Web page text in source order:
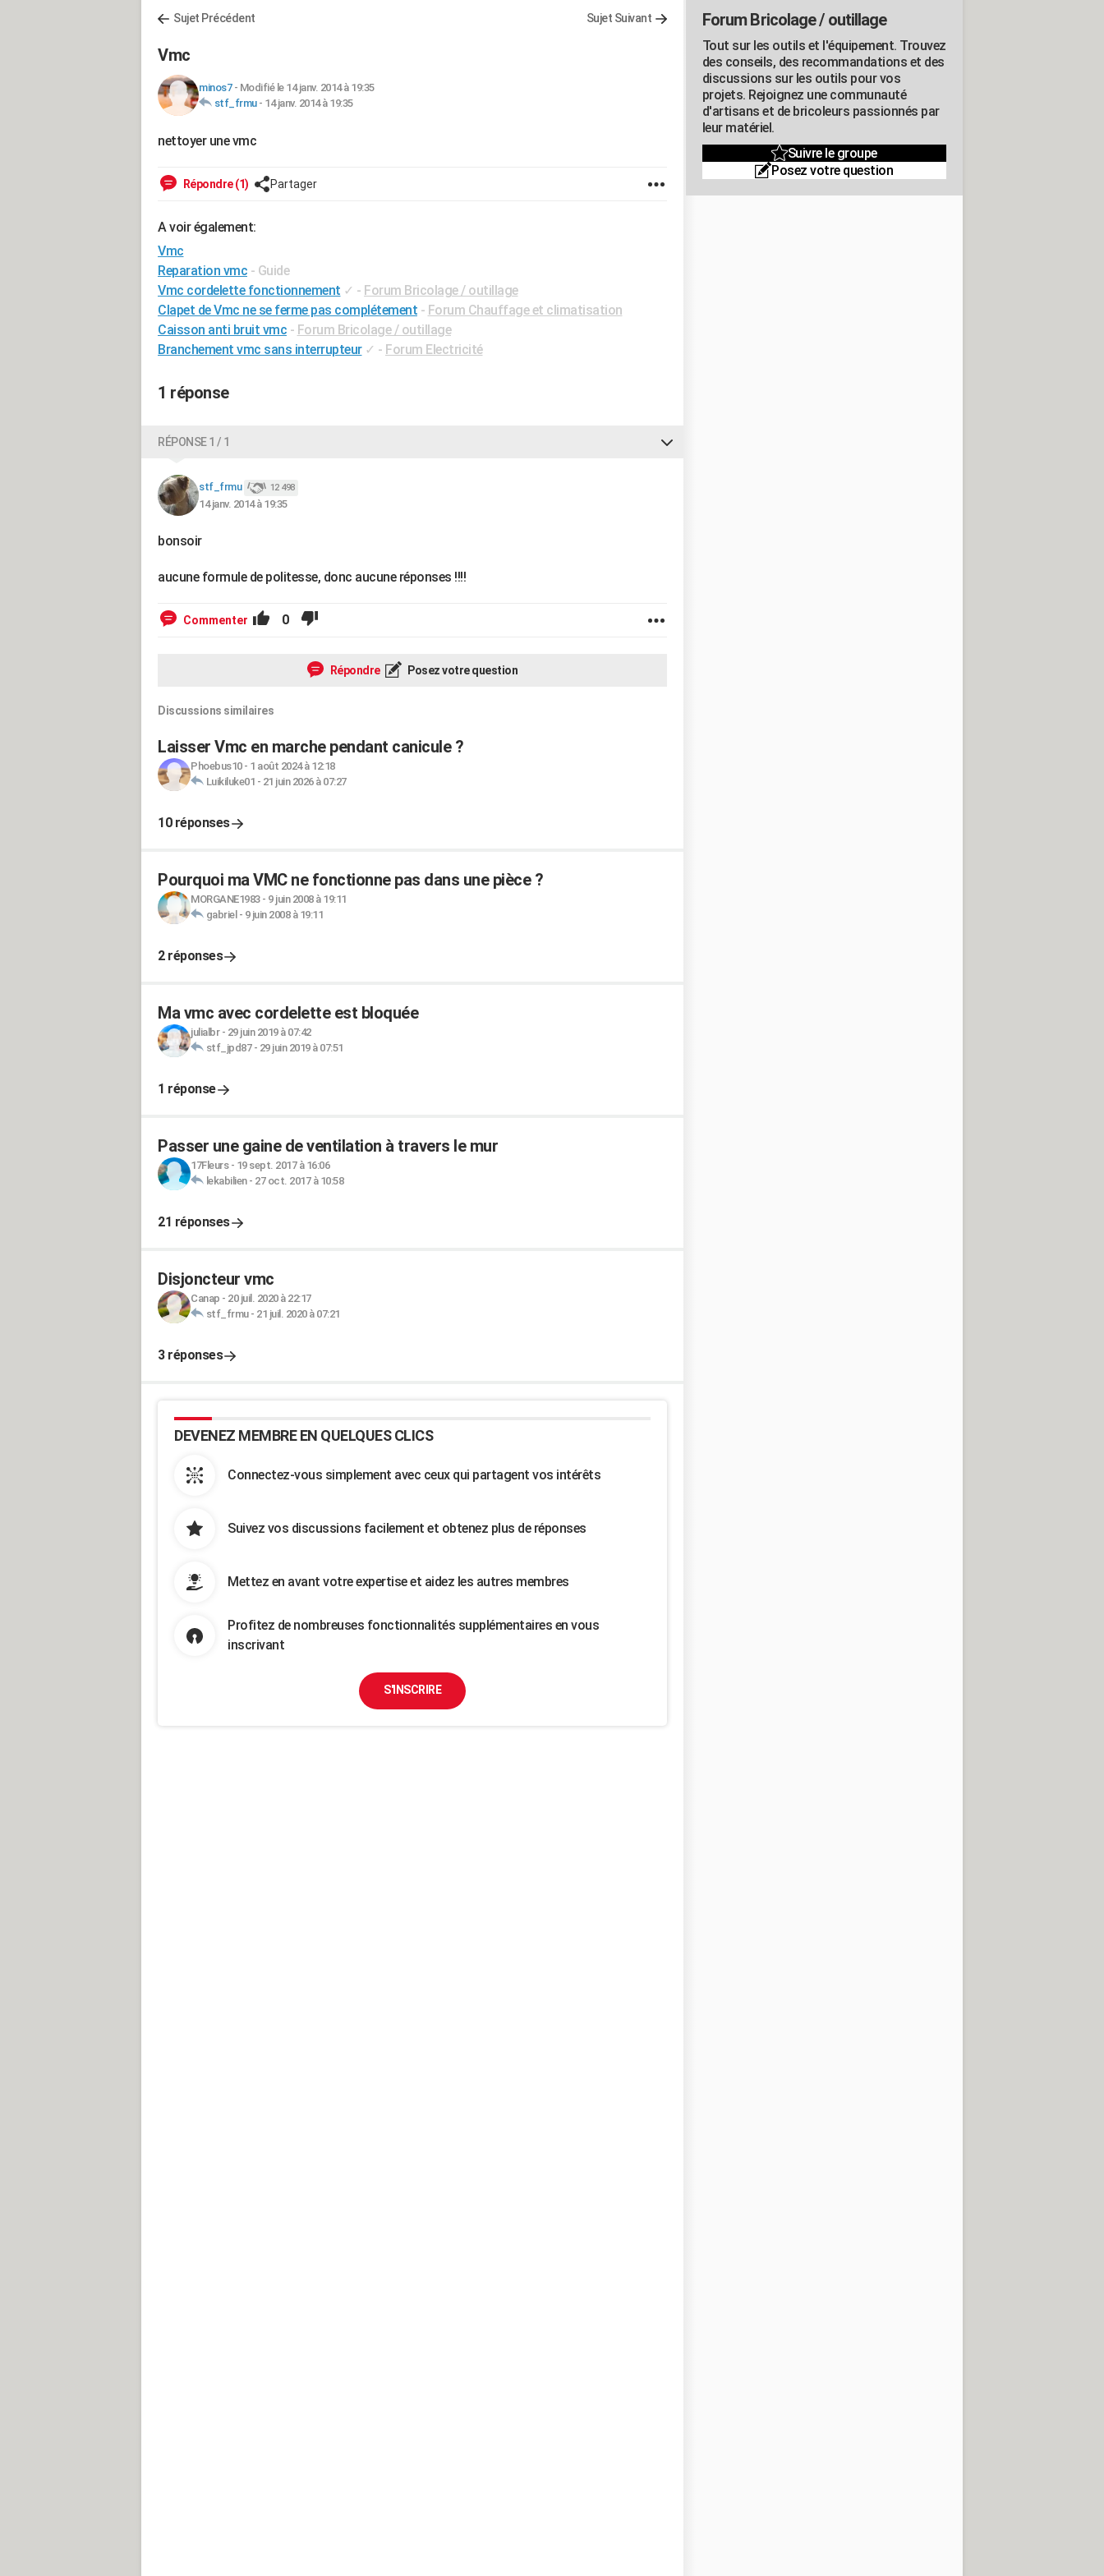
Sujet Précédent Sujet Suivant
Vmc
minos7- Modifié le 14 janv. 2014 à 19:35
stf_frmu- 14 janv. 2014 à 19:35
nettoyer une vmc
Répondre (1) Partager
A voir également:
Vmc
Reparation vmc - Guide
Vmc cordelette fonctionnement ✓ - Forum Bricolage / outillage
Clapet de Vmc ne se ferme pas complétement - Forum Chauffage et climatisation
Caisson anti bruit vmc - Forum Bricolage / outillage
Branchement vmc sans interrupteur ✓ - Forum Electricité
1 réponse
RÉPONSE 1 / 1
stf_frmu 12 498
14 janv. 2014 à 19:35
bonsoir
aucune formule de politesse, donc aucune réponses !!!!
Commenter 0
Répondre Posez votre question
Discussions similaires
Laisser Vmc en marche pendant canicule ?
Phoebus10- 1 août 2024 à 12:18
Luikiluke01 - 21 juin 2026 à 07:27
10 réponses
Pourquoi ma VMC ne fonctionne pas dans une pièce ?
MORGANE1983- 9 juin 2008 à 19:11
gabriel - 9 juin 2008 à 19:11
2 réponses
Ma vmc avec cordelette est bloquée
julialbr- 29 juin 2019 à 07:42
stf_jpd87- 29 juin 2019 à 07:51
1 réponse
Passer une gaine de ventilation à travers le mur
17Fleurs- 19 sept. 2017 à 16:06
lekabilien- 27 oct. 2017 à 10:58
21 réponses
Disjoncteur vmc
Canap - 20 juil. 2020 à 22:17
stf_frmu- 21 juil. 2020 à 07:21
3 réponses
DEVENEZ MEMBRE EN QUELQUES CLICS
Connectez-vous simplement avec ceux qui partagent vos intérêts
Suivez vos discussions facilement et obtenez plus de réponses
Mettez en avant votre expertise et aidez les autres membres
Profitez de nombreuses fonctionnalités supplémentaires en vous
inscrivant
S'INSCRIRE
Forum Bricolage / outillage
Tout sur les outils et l'équipement. Trouvez
des conseils, des recommandations et des
discussions sur les outils pour vos
projets. Rejoignez une communauté
d'artisans et de bricoleurs passionnés par
leur matériel.
Suivre le groupe
Posez votre question